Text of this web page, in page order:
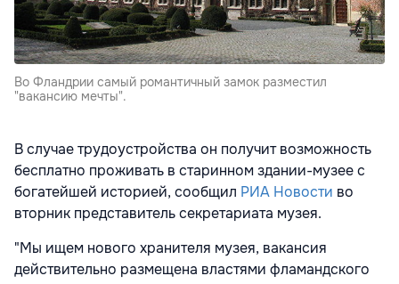
Во Фландрии самый романтичный замок разместил
"вакансию мечты".
В случае трудоустройства он получит возможность
бесплатно проживать в старинном здании-музее с
богатейшей историей, сообщил РИА Новости во
вторник представитель секретариата музея.
"Мы ищем нового хранителя музея, вакансия
действительно размещена властями фламандского